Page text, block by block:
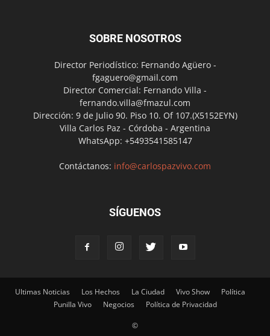
SOBRE NOSOTROS
Director Periodístico: Fernando Agüero -
fgaguero@gmail.com
Director Comercial: Fernando Villa -
fernando.villa@fmazul.com
Dirección: 9 de Julio 90. Piso 10. Of 107.(X5152EYN)
Villa Carlos Paz - Córdoba - Argentina
WhatsApp: +5493541585147
Contáctanos: info@carlospazvivo.com
SÍGUENOS
Ultimas Noticias Los Hechos La Ciudad Vivo Show
Política
Punilla Vivo
Negocios Política de Privacidad
©